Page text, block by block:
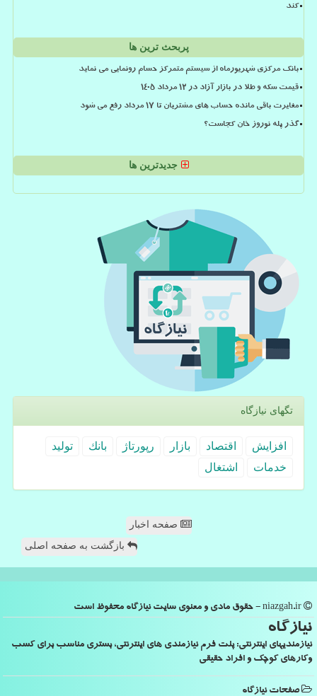
کند
پربحث ترین ها
بانک مرکزی شهریورماه از سیستم متمرکز حسام رونمایی می نماید
قیمت سکه و طلا در بازار آزاد در ۱۲ مرداد ۱۴۰۵
مغایرت باقی مانده حساب های مشتریان تا 17 مرداد رفع می شود
گذر پله نوروز خان کجاست؟
جدیدترین ها
تگهای نیازگاه
افزایش اقتصاد بازار رپورتاژ بانك
تولید
خدمات
اشتغال
صفحه اخبار
بازگشت به صفحه اصلی
نیازگاه
نیازمندیهای اینترنتی: پلت فرم نیازمندی های اینترنتی، بستری مناسب برای کسب
وکارهای کوچک و افراد حقیقی
صفحات نیازگاه